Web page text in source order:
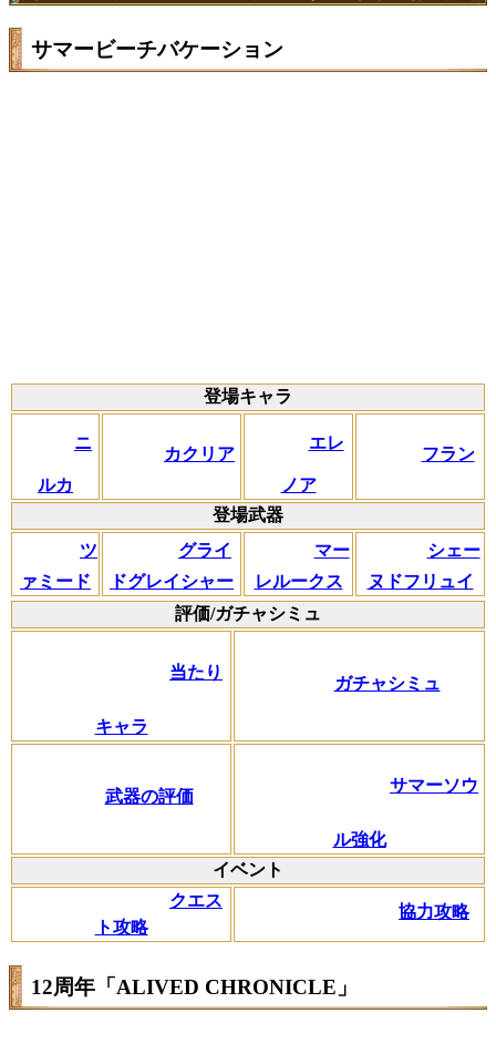
サマービーチバケーション
登場キャラ
ニ
ルカ
カクリア
エレ
ノア
フラン
登場武器
ツ
ァミード
グライ
ドグレイシャー
マー
レルークス
シェー
ヌドフリュイ
評価/ガチャシミュ
当たり
キャラ
ガチャシミュ
武器の評価
サマーソウ
ル強化
イベント
クエス
ト攻略
協力攻略
12周年「ALIVED CHRONICLE」